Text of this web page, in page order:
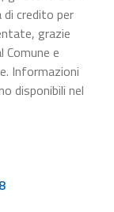
credito per
grazie
e
Informazioni
disponibili nel